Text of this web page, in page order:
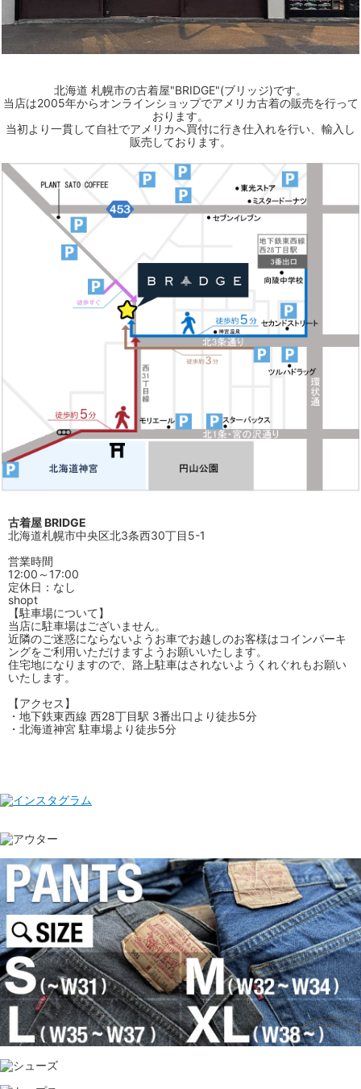
北海道 札幌市の古着屋"BRIDGE"(ブリッジ)です。
当店は2005年からオンラインショップでアメリカ古着の販売を行って
おります。
当初より一貫して自社でアメリカへ買付に行き仕入れを行い、輸入し
販売しております。
古着屋 BRIDGE
北海道札幌市中央区北3条西30丁目5-1
営業時間
12:00～17:00
定休日：なし
shopt
【駐車場について】
当店に駐車場はございません。
近隣のご迷惑にならないようお車でお越しのお客様はコインパーキ
ングをご利用いただけますようお願いいたします。
住宅地になりますので、路上駐車はされないようくれぐれもお願い
いたします。
【アクセス】
・地下鉄東西線 西28丁目駅 3番出口より徒歩5分
・北海道神宮 駐車場より徒歩5分